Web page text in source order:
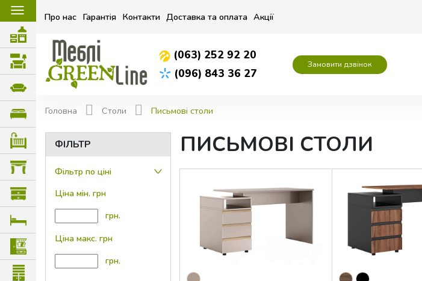
Про нас Гарантія Контакти Доставка та оплата Акції
(063) 252 92 20
(096) 843 36 27
Замовити дзвінок
☰
Головна Столи Письмові столи
ФІЛЬТР
Фільтр по ціні
Ціна мін. грн
грн.
Ціна макс. грн
грн.
ПИСЬМОВІ СТОЛИ